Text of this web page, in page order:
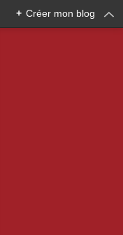
+ Créer mon blog